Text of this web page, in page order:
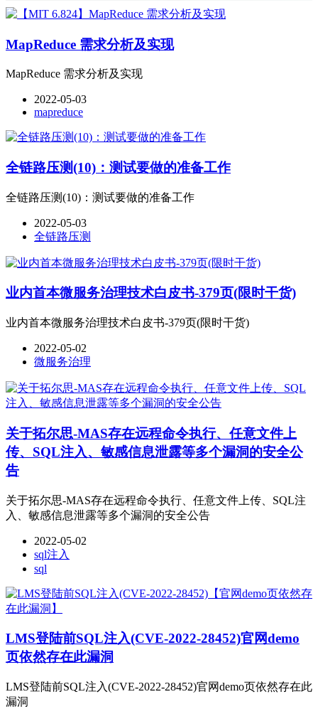
MapReduce 需求分析及实现
MapReduce 需求分析及实现
2022-05-03
mapreduce
全链路压测(10)：测试要做的准备工作
全链路压测(10)：测试要做的准备工作
2022-05-03
全链路压测
业内首本微服务治理技术白皮书-379页(限时干货)
业内首本微服务治理技术白皮书-379页(限时干货)
2022-05-02
微服务治理
关于拓尔思-MAS存在远程命令执行、任意文件上
传、SQL注入、敏感信息泄露等多个漏洞的安全公
告
关于拓尔思-MAS存在远程命令执行、任意文件上传、SQL注
入、敏感信息泄露等多个漏洞的安全公告
2022-05-02
sql注入
sql
LMS登陆前SQL注入(CVE-2022-28452)官网demo
页依然存在此漏洞
LMS登陆前SQL注入(CVE-2022-28452)官网demo页依然存在此
漏洞